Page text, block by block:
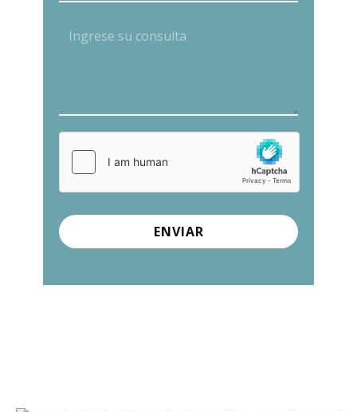
ENVIAR